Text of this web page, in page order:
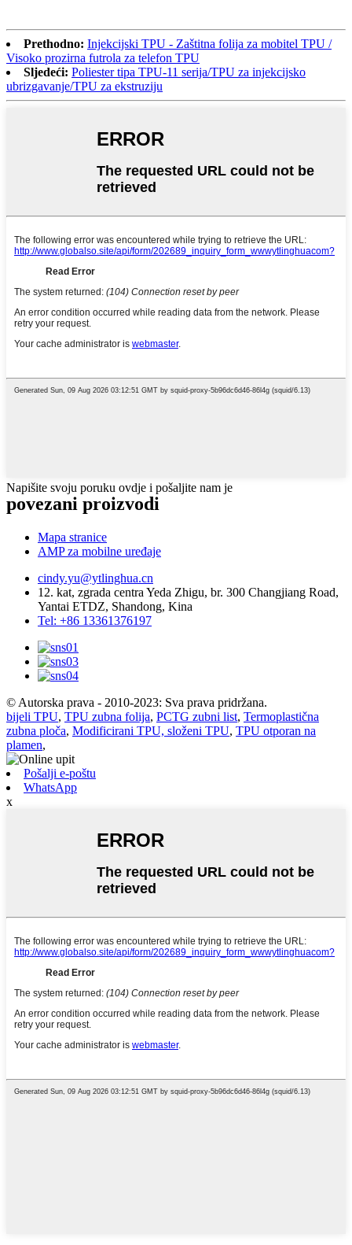
Prethodno: Injekcijski TPU - Zaštitna folija za mobitel TPU /
Visoko prozirna futrola za telefon TPU
Sljedeći: Poliester tipa TPU-11 serija/TPU za injekcijsko
ubrizgavanje/TPU za ekstruziju
Napišite svoju poruku ovdje i pošaljite nam je
povezani proizvodi
Mapa stranice
AMP za mobilne uređaje
cindy.yu@ytlinghua.cn
12. kat, zgrada centra Yeda Zhigu, br. 300 Changjiang Road,
Yantai ETDZ, Shandong, Kina
Tel: +86 13361376197
© Autorska prava - 2010-2023: Sva prava pridržana.
bijeli TPU, TPU zubna folija, PCTG zubni list, Termoplastična
zubna ploča, Modificirani TPU, složeni TPU, TPU otporan na
plamen,
Pošalji e-poštu
WhatsApp
x